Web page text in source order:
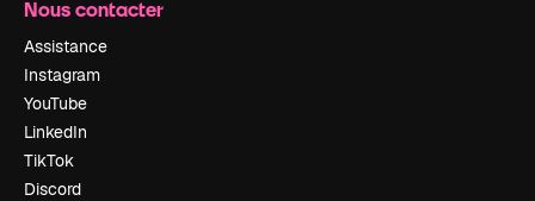
Nous contacter
Assistance
Instagram
YouTube
LinkedIn
TikTok
Discord